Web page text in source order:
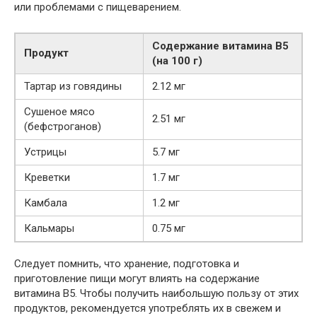
или проблемами с пищеварением.
Продукт
Содержание витамина B5
(на 100 г)
Тартар из говядины
2.12 мг
Сушеное мясо
(бефстроганов)
2.51 мг
Устрицы
5.7 мг
Креветки
1.7 мг
Камбала
1.2 мг
Кальмары
0.75 мг
Следует помнить, что хранение, подготовка и
приготовление пищи могут влиять на содержание
витамина B5. Чтобы получить наибольшую пользу от этих
продуктов, рекомендуется употреблять их в свежем и